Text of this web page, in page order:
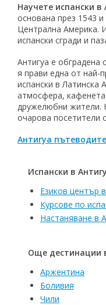
Научете испански в
основана през 1543
Централна Америка.
испански сгради и
Антигуа е обградена
я прави една от най-
испански в Латинска
атмосфера,
дружелюбни жители.
очарова посетители
Антигуа
Испански в
Езиков център
Курсове по
Настаняване в
Още дестинации
Аржентина
Боливия
Чили